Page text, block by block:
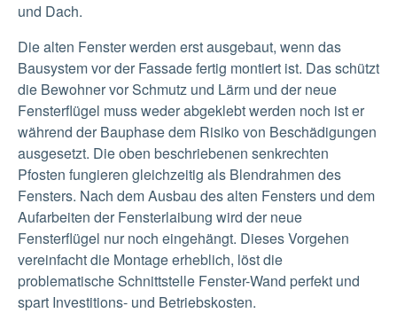
und Dach.
Die alten Fenster werden erst ausgebaut, wenn das
Bausystem vor der Fassade fertig montiert ist. Das schützt
die Bewohner vor Schmutz und Lärm und der neue
Fensterflügel muss weder abgeklebt werden noch ist er
während der Bauphase dem Risiko von Beschädigungen
ausgesetzt. Die oben beschriebenen senkrechten
Pfosten fungieren gleichzeitig als Blendrahmen des
Fensters. Nach dem Ausbau des alten Fensters und dem
Aufarbeiten der Fensterlaibung wird der neue
Fensterflügel nur noch eingehängt. Dieses Vorgehen
vereinfacht die Montage erheblich, löst die
problematische Schnittstelle Fenster-Wand perfekt und
spart Investitions- und Betriebskosten.